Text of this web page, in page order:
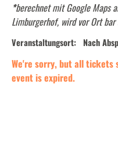
*berechnet mit Google Maps
Limburgerhof, wird vor Ort
Veranstaltungsort: Nach
We're sorry, but all tickets
event is expired.